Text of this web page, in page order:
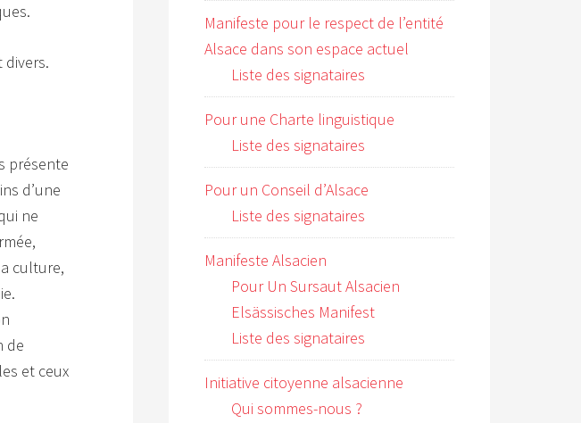
divers.
présente
d’une
ne
culture,
de
et ceux
Manifeste pour le respect de l’entité
Alsace dans son espace actuel
Liste des signataires
Pour une Charte linguistique
Liste des signataires
Pour un Conseil d’Alsace
Liste des signataires
Manifeste Alsacien
Pour Un Sursaut Alsacien
Elsässisches Manifest
Liste des signataires
Initiative citoyenne alsacienne
Qui sommes-nous ?